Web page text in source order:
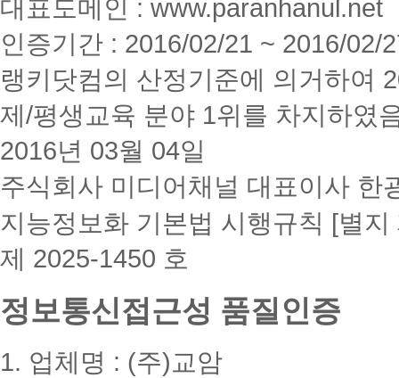
대표도메인 : www.paranhanul.net
인증기간 : 2016/02/21 ~ 2016/02/
랭키닷컴의 산정기준에 의거하여
제/평생교육 분야 1위를 차지하였
2016년 03월 04일
주식회사 미디어채널 대표이사 한
지능정보화 기본법 시행규칙 [별지
제 2025-1450 호
정보통신접근성 품질인증
1. 업체명 : (주)교암